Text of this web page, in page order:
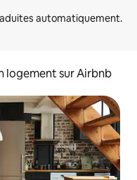
logement sur Airbnb